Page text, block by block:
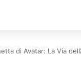
di Avatar: La Via